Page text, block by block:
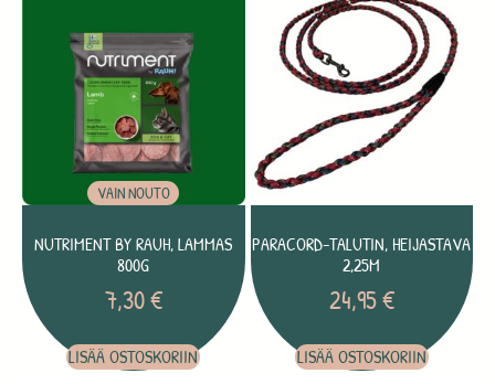
VAIN NOUTO
NUTRIMENT BY RAUH, LAMMAS
800G
7,30€
LISÄÄ OSTOSKORIIN
PARACORD-TALUTIN, HEIJASTAVA
2,25M
24,95€
LISÄÄ OSTOSKORIIN